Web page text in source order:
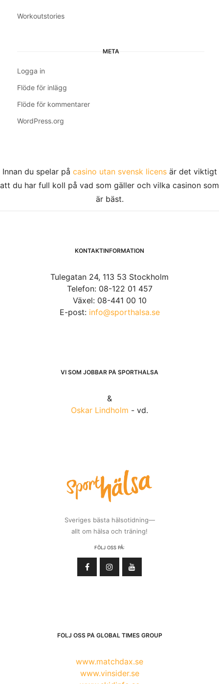
Workoutstories
META
Logga in
Flöde för inlägg
Flöde för kommentarer
WordPress.org
Innan du spelar på casino utan svensk licensär det viktigt
att du har full koll på vad som gäller och vilka casinon som
är bäst.
KONTAKTINFORMATION
Tulegatan 24, 113 53 Stockholm
Telefon: 08-122 01 457
Växel: 08-441 00 10
E-post: info@sporthalsa.se
VI SOM JOBBAR PÅ SPORTHÄLSA
&
Oskar Lindholm - vd.
Sveriges bästa hälsotidning—
allt om hälsa och träning!
FÖLJ OSS PÅ:
FÖLJ OSS PÅ GLOBAL TIMES GROUP
www.matchdax.se
www.vinsider.se